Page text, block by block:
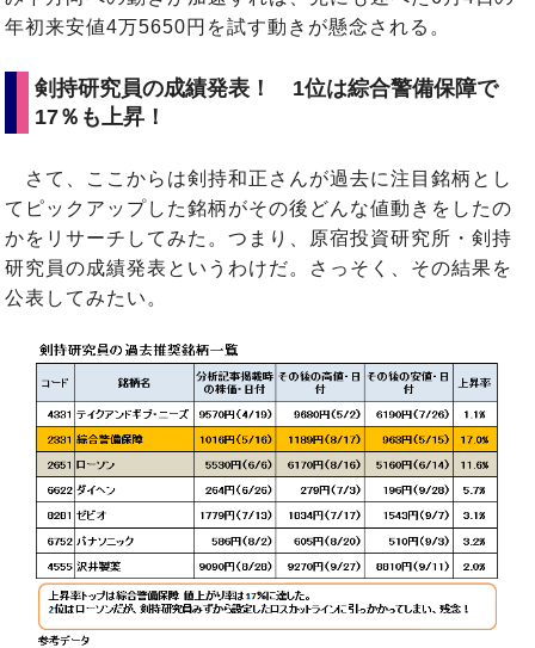
年初来安値4万5650円を試す動きが懸念される。
剣持研究員の成績発表！ 1位は綜合警備保障で
17％も上昇！
さて、ここからは剣持和正さんが過去に注目銘柄とし
てピックアップした銘柄がその後どんな値動きをしたの
かをリサーチしてみた。つまり、原宿投資研究所・剣持
研究員の成績発表というわけだ。さっそく、その結果を
公表してみたい。